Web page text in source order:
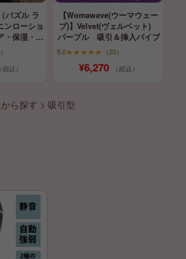
パズル ラ
ローショ
保湿・育
（税込）
【Womawave(ウーマウェー
ブ)】Velvet(ヴェルベット)
パープル 吸引＆挿入バイブ
5.0★★★★★ （20）
¥6,270 （税込）
ら探す > 吸引型